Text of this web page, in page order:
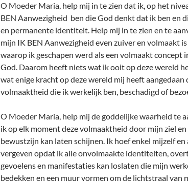
O Moeder Maria, help mij in te zien dat ik, op het
BEN Aanwezigheid ben die God denkt dat ik ben en
en permanente identiteit. Help mij in te zien en te
mijn IK BEN Aanwezigheid even zuiver en volmaakt is
waarop ik geschapen werd als een volmaakt concept
God. Daarom heeft niets wat ik ooit op deze wereld
wat enige kracht op deze wereld mij heeft aangedaan
volmaaktheid die ik werkelijk ben, beschadigd of
O Moeder Maria, help mij de goddelijke waarheid te
ik op elk moment deze volmaaktheid door mijn ziel en
bewustzijn kan laten schijnen. Ik hoef enkel mijzelf en
vergeven opdat ik alle onvolmaakte identiteiten,
gevoelens en manifestaties kan loslaten die mijn
bedekken en een muur vormen om de lichtstraal van